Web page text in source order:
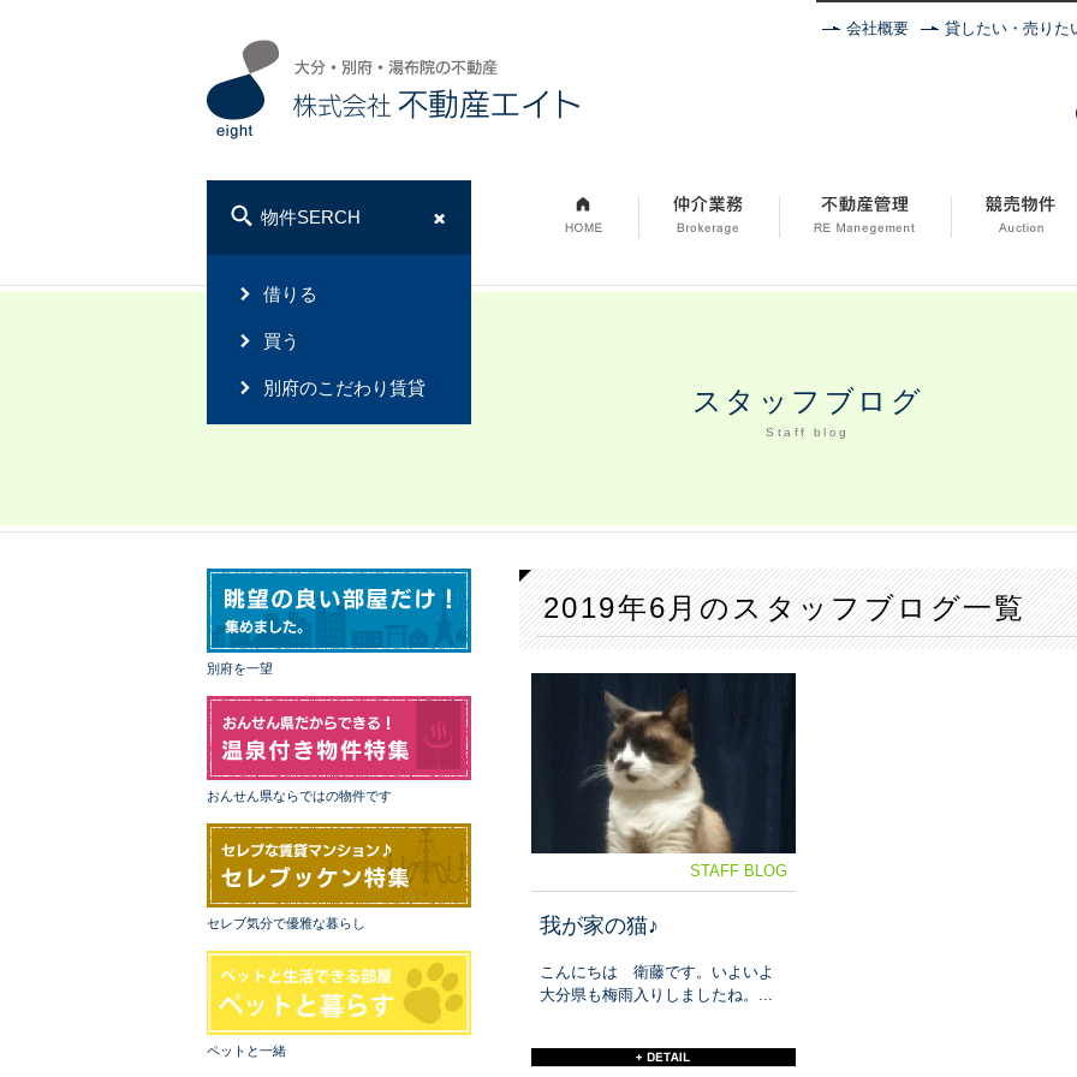
会社概要 貸したい・売りた
物件SERCH
借りる
買う
別府のこだわり賃貸 スタッフブログ
Staff blog
2019年6月のスタッフブログ一覧
STAFF BLOG
我が家の猫♪
こんにちは 衛藤です。いよいよ
大分県も梅雨入りしましたね。...
別府を一望
おんせん県ならではの物件です
セレブ気分で優雅な暮らし
ペットと一緒